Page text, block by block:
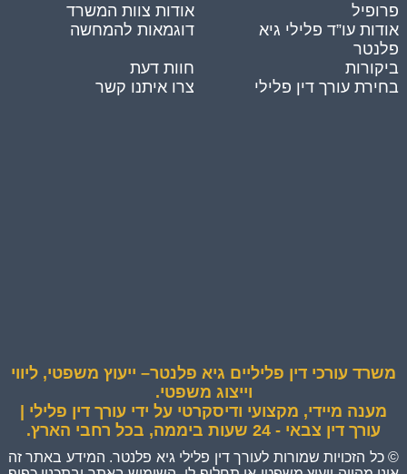
פרופיל
אודות צוות המשרד
אודות עו”ד פלילי גיא
פלנטר
דוגמאות להמחשה
ביקורות
חוות דעת
בחירת עורך דין פלילי
צרו איתנו קשר
משרד עורכי דין פליליים גיא פלנטר– ייעוץ משפטי, ליווי
וייצוג משפטי.
מענה מיידי, מקצועי ודיסקרטי על ידי עורך דין פלילי |
עורך דין צבאי - 24 שעות ביממה, בכל רחבי הארץ.
© כל הזכויות שמורות לעורך דין פלילי גיא פלנטר. המידע באתר זה